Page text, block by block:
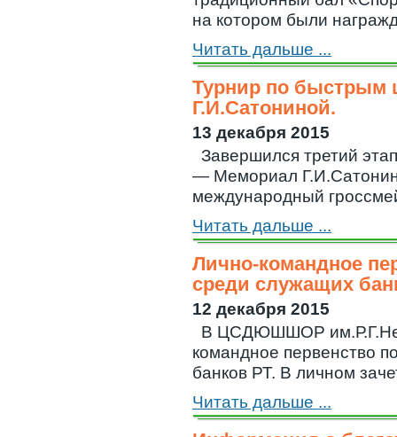
на котором были
Читать дальше ...
Турнир по быстрым
Г.И.Сатониной.
13 декабря 2015
Завершился третий
— Мемориал
международный
Читать дальше ...
Лично-командное
среди служащих
12 декабря 2015
В ЦСДЮШШОР
командное первенство
банков РТ. В личном
Читать дальше ...